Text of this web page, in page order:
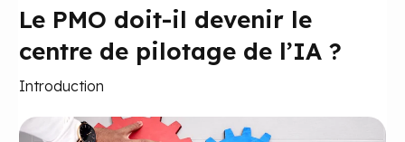
Le PMO doit-il devenir le
centre de pilotage de l’IA ?
Introduction